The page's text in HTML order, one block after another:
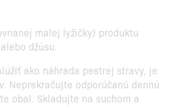
malej lyžičky) produktu
džúsu.
ako náhrada pestrej stravy, je
Neprekračujte odporúčanú dennú
obal. Skladujte na suchom a